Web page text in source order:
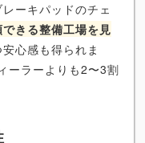
ーキパッドのチェ
できる整備工場を見
心感も得られま
ーラーよりも2〜3割